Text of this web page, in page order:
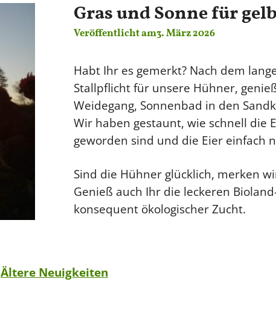
Gras und Sonne für
Veröffentlicht am3. März 2026
Habt Ihr es gemerkt? Nach dem
Stallpflicht für unsere Hühner,
Weidegang, Sonnenbad in den
Wir haben gestaunt, wie schnell die
geworden sind und die Eier einfach
Sind die Hühner glücklich, merken
Genieß auch Ihr die leckeren
konsequent ökologischer Zucht.
Ältere Neuigkeiten